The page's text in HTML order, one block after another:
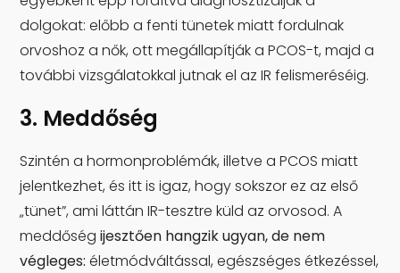
dolgokat: előbb a fenti tünetek miatt fordulnak
orvoshoz a nők, ott megállapítják a PCOS-t, majd a
további vizsgálatokkal jutnak el az IR felismeréséig.
3. Meddőség
Szintén a hormonproblémák, illetve a PCOS miatt
jelentkezhet, és itt is igaz, hogy sokszor ez az első
„tünet”, ami láttán IR-tesztre küld az orvosod. A
meddőségijesztően hangzik ugyan, de nem
végleges: életmódváltással, egészséges étkezéssel,